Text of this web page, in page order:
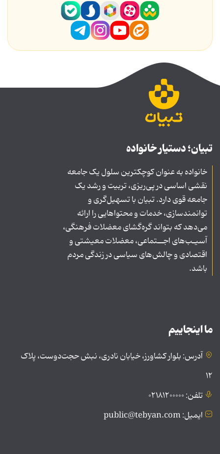
تبیان؛ دستیار خانواده
خانواده به عنوان کوچکترین سلول یک جامعه
نقشی اساسی در پی‌ریزی، تربیت و رشد یک
جامعه قوی دارد. تبیان با تسهیل‌گری و
توانمندسازی، خدمات و محتواهایی را ارائه
می‌دهد که بتواند گره‌گشای معضلات فرهنگی،
آسیـب‌های اجــتماعی، معضلات معیشتی و
اقتصادی و چالش‌های سیاسی در زندگی مردم
باشد.
ما اینجاییم
آدرس: بلوار کشاورز، خیابان نادری، نبش حجت‌دوست، پلاک
۱۲
تلفن: ۰۲۱۸۱۲۰۰۰۰۰
ایمیل: public@tebyan.com